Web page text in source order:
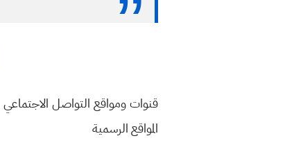
قنوات ومواقع التواصل الاجتماعي
المواقع الرسمية